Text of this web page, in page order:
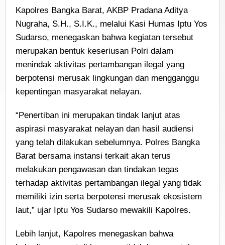
Kapolres Bangka Barat, AKBP Pradana Aditya
Nugraha, S.H., S.I.K., melalui Kasi Humas Iptu Yos
Sudarso, menegaskan bahwa kegiatan tersebut
merupakan bentuk keseriusan Polri dalam
menindak aktivitas pertambangan ilegal yang
berpotensi merusak lingkungan dan mengganggu
kepentingan masyarakat nelayan.
“Penertiban ini merupakan tindak lanjut atas
aspirasi masyarakat nelayan dan hasil audiensi
yang telah dilakukan sebelumnya. Polres Bangka
Barat bersama instansi terkait akan terus
melakukan pengawasan dan tindakan tegas
terhadap aktivitas pertambangan ilegal yang tidak
memiliki izin serta berpotensi merusak ekosistem
laut,” ujar Iptu Yos Sudarso mewakili Kapolres.
Lebih lanjut, Kapolres menegaskan bahwa